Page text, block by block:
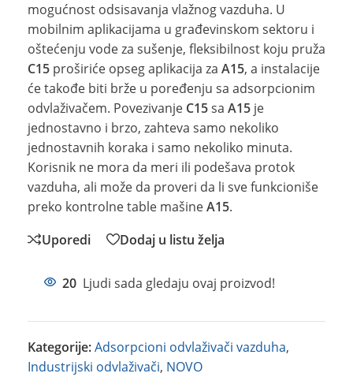
mogućnost odsisavanja vlažnog vazduha. U
mobilnim aplikacijama u građevinskom sektoru i
oštećenju vode za sušenje, fleksibilnost koju pruža
C15 proširiće opseg aplikacija za A15, a instalacije
će takođe biti brže u poređenju sa adsorpcionim
odvlaživačem. Povezivanje C15sa A15 je
jednostavno i brzo, zahteva samo nekoliko
jednostavnih koraka i samo nekoliko minuta.
Korisnik ne mora da meri ili podešava protok
vazduha, ali može da proveri da li sve funkcioniše
preko kontrolne table mašineA15.
Uporedi
Dodaj u listu želja
20 Ljudi sada gledaju ovaj proizvod!
Kategorije:Adsorpcioni odvlaživači vazduha,
Industrijski odvlaživači, NOVO